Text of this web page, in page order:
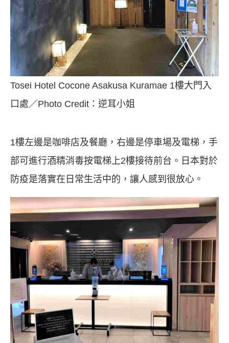
Tosei Hotel Cocone Asakusa Kuramae 1樓大門入
口處／Photo Credit：逆耳小姐
1樓左邊是咖啡店及餐廳，右邊是停車場及電梯，手
部可進行酒精消毒按電梯上2樓接待前台。日本對於
防疫是落實在日常生活中的，讓人感到很放心。